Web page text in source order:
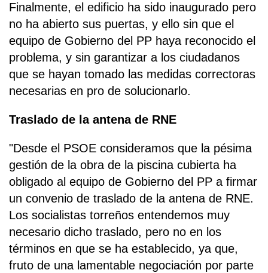
Finalmente, el edificio ha sido inaugurado pero
no ha abierto sus puertas, y ello sin que el
equipo de Gobierno del PP haya reconocido el
problema, y sin garantizar a los ciudadanos
que se hayan tomado las medidas correctoras
necesarias en pro de solucionarlo.
Traslado de la antena de RNE
"Desde el PSOE consideramos que la pésima
gestión de la obra de la piscina cubierta ha
obligado al equipo de Gobierno del PP a firmar
un convenio de traslado de la antena de RNE.
Los socialistas torreños entendemos muy
necesario dicho traslado, pero no en los
términos en que se ha establecido, ya que,
fruto de una lamentable negociación por parte